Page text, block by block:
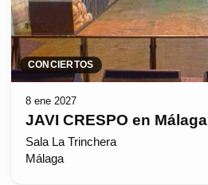
CONCIERTOS
8 ene 2027
JAVI CRESPO en Málaga
Sala La Trinchera
Málaga